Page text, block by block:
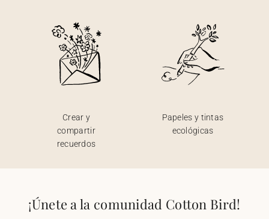
Crear y
compartir
recuerdos
Papeles y tintas
ecológicas
¡Únete a la comunidad Cotton Bird!